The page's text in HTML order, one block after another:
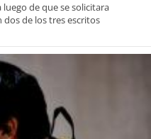
de que se solicitara
de los tres escritos